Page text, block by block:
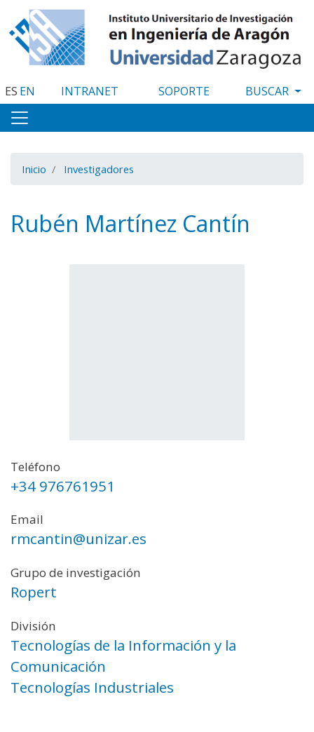
al
contenido
principal
ES EN INTRANET SOPORTE
Inicio Investigadores
Rubén Martínez Cantín
Teléfono
+34 976761951
Email
rmcantin@unizar.es
Grupo de investigación
Ropert
División
Tecnologías de la Información y la
Comunicación
Tecnologías Industriales